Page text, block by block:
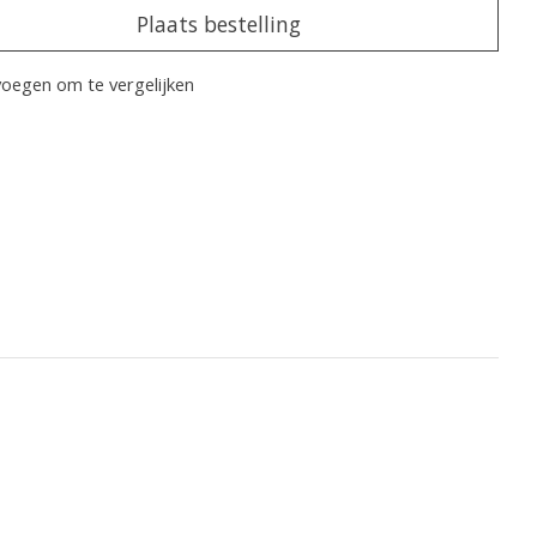
Plaats bestelling
om te vergelijken